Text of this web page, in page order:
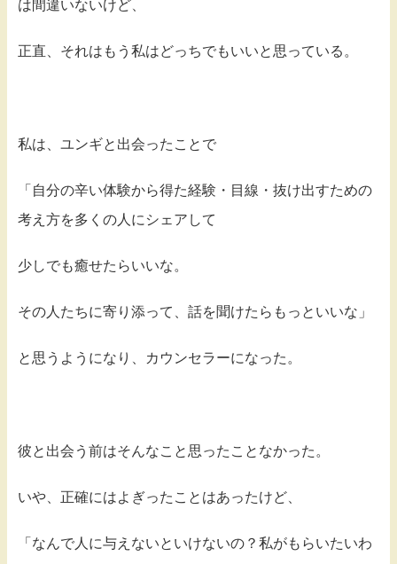
は間違いないけど、
正直、それはもう私はどっちでもいいと思っている。
私は、ユンギと出会ったことで
「自分の辛い体験から得た経験・目線・抜け出すための
考え方を多くの人にシェアして
少しでも癒せたらいいな。
その人たちに寄り添って、話を聞けたらもっといいな」
と思うようになり、カウンセラーになった。
彼と出会う前はそんなこと思ったことなかった。
いや、正確にはよぎったことはあったけど、
「なんで人に与えないといけないの？私がもらいたいわ